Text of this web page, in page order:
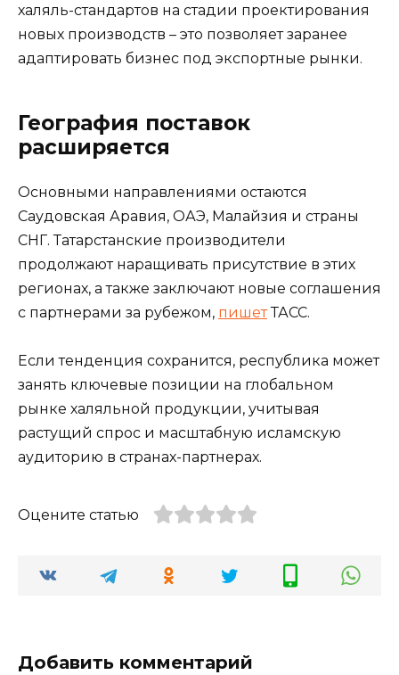
халяль-стандартов на стадии проектирования
новых производств – это позволяет заранее
адаптировать бизнес под экспортные рынки.
География поставок
расширяется
Основными направлениями остаются
Саудовская Аравия, ОАЭ, Малайзия и страны
СНГ. Татарстанские производители
продолжают наращивать присутствие в этих
регионах, а также заключают новые соглашения
с партнерами за рубежом, пишетТАСС.
Если тенденция сохранится, республика может
занять ключевые позиции на глобальном
рынке халяльной продукции, учитывая
растущий спрос и масштабную исламскую
аудиторию в странах-партнерах.
Оцените статью
Добавить комментарий